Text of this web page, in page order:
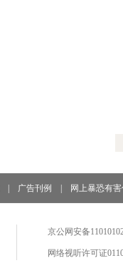
广告刊例 网上暴恐有
京公网安备
网络视听许可证